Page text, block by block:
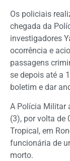
Os policiais
chegada da
investigadores
ocorrência e
passagens
se depois até a
boletim e dar
A Polícia Militar
(3), por volta de
Tropical, em
funcionária de
morto.